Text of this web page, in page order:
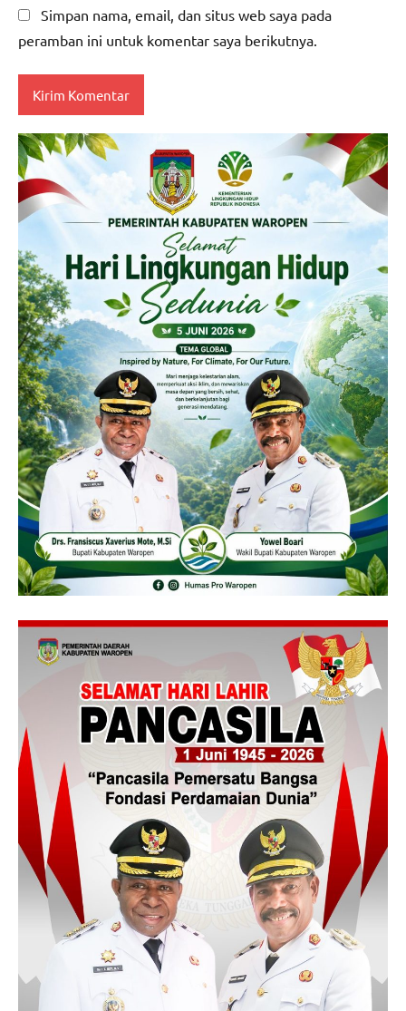
Simpan nama, email, dan situs web saya pada
peramban ini untuk komentar saya berikutnya.